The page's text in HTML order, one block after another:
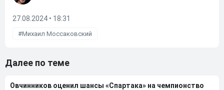
27.08.2024 • 18:31
Михаил Моссаковский
Далее по теме
Овчинников оценил шансы «Спартака» на чемпионство